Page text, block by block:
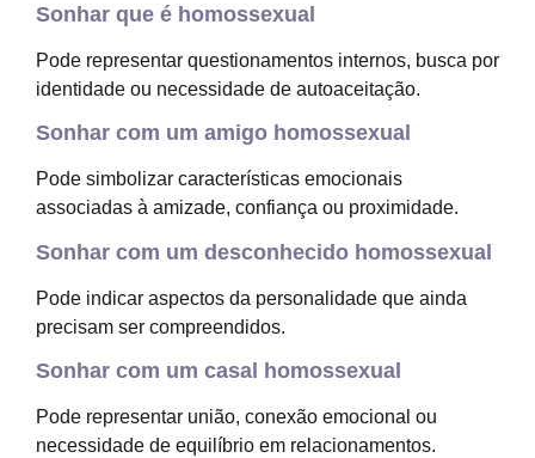
Sonhar que é homossexual
Pode representar questionamentos internos, busca por
identidade ou necessidade de autoaceitação.
Sonhar com um amigo homossexual
Pode simbolizar características emocionais
associadas à amizade, confiança ou proximidade.
Sonhar com um desconhecido homossexual
Pode indicar aspectos da personalidade que ainda
precisam ser compreendidos.
Sonhar com um casal homossexual
Pode representar união, conexão emocional ou
necessidade de equilíbrio em relacionamentos.